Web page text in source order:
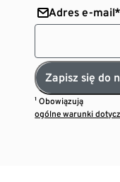
Adres e-mail*
Zapisz się do
¹ Obowiązują
ogólne warunki